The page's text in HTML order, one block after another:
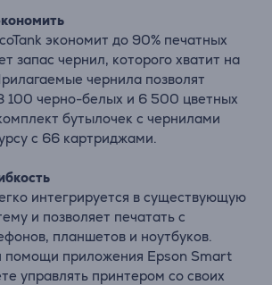
экономит до 90% печатных
запас чернил, которого хватит на
чернила позволят
100 черно-белых и 6 500 цветных
бутылочек с чернилами
с 66 картриджами.
интегрируется в существующую
и позволяет печатать с
планшетов и ноутбуков.
помощи приложения Epson Smart
управлять принтером со своих